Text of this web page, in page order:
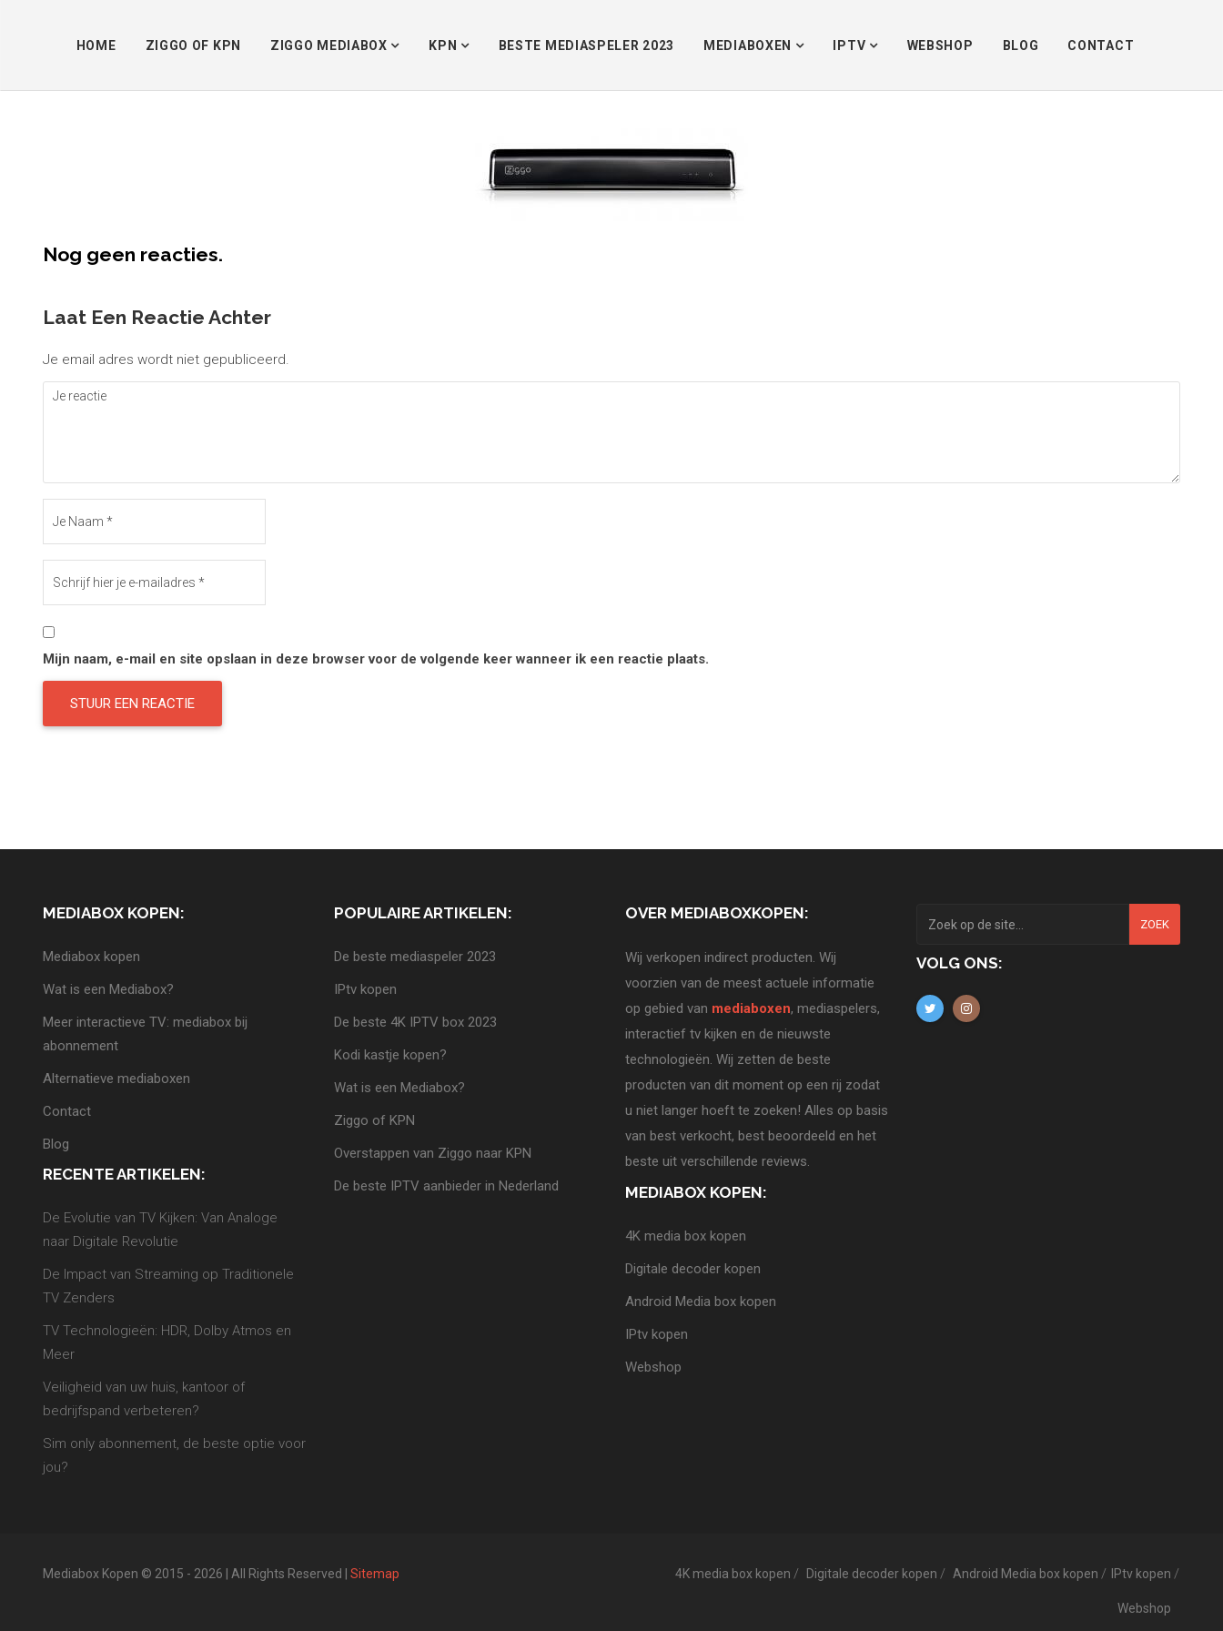
HOME ZIGGO OF KPN ZIGGO MEDIABOX KPN BESTE MEDIASPELER 2023 MEDIABOXEN IPTV WEBSHOP BLOG CONTACT
Nog geen reacties.
Laat Een Reactie Achter
Je email adres wordt niet gepubliceerd.
Mijn naam, e-mail en site opslaan in deze browser voor de volgende keer wanneer ik een reactie plaats.
MEDIABOX KOPEN:
Mediabox kopen
Wat is een Mediabox?
Meer interactieve TV: mediabox bij
abonnement
Alternatieve mediaboxen
Contact
Blog
RECENTE ARTIKELEN:
De Evolutie van TV Kijken: Van Analoge
naar Digitale Revolutie
De Impact van Streaming op Traditionele
TV Zenders
TV Technologieën: HDR, Dolby Atmos en
Meer
Veiligheid van uw huis, kantoor of
bedrijfspand verbeteren?
Sim only abonnement, de beste optie voor
jou?
POPULAIRE ARTIKELEN:
De beste mediaspeler 2023
IPtv kopen
De beste 4K IPTV box 2023
Kodi kastje kopen?
Wat is een Mediabox?
Ziggo of KPN
Overstappen van Ziggo naar KPN
De beste IPTV aanbieder in Nederland
OVER MEDIABOXKOPEN:
Wij verkopen indirect producten. Wij
voorzien van de meest actuele informatie
op gebied van mediaboxen, mediaspelers,
interactief tv kijken en de nieuwste
technologieën. Wij zetten de beste
producten van dit moment op een rij zodat
u niet langer hoeft te zoeken! Alles op basis
van best verkocht, best beoordeeld en het
beste uit verschillende reviews.
MEDIABOX KOPEN:
4K media box kopen
Digitale decoder kopen
Android Media box kopen
IPtv kopen
Webshop
ZOEK
VOLG ONS:
Mediabox Kopen © 2015 - 2026 | All Rights Reserved | Sitemap 4K media box kopen Digitale decoder kopen Android Media box kopen IPtv kopen
Webshop